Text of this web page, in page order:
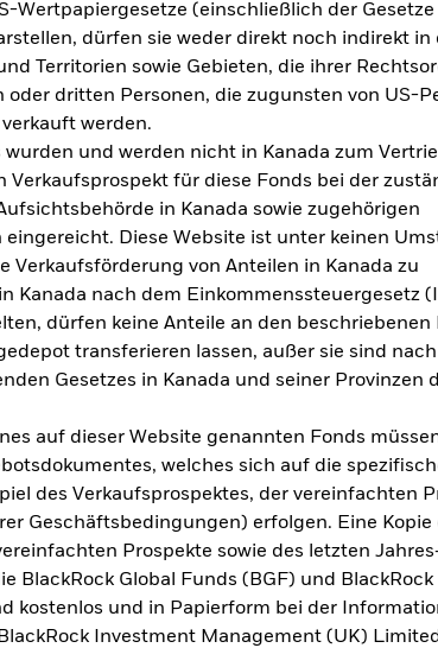
Wertpapiergesetze (einschließlich der Gesetze
dürfen sie weder direkt noch indirekt in
Territorien sowie Gebieten, die ihrer
oder dritten Personen, die zugunsten von US-
werden.
wurden und werden nicht in Kanada zum
Verkaufsprospekt für diese Fonds bei der
in Kanada sowie zugehörigen
eingereicht. Diese Website ist unter keinen
Verkaufsförderung von Anteilen in Kanada zu
Kanada nach dem Einkommenssteuergesetz
dürfen keine Anteile an den beschriebenen
transferieren lassen, außer sie sind
Gesetzes in Kanada und seiner Provinzen
auf dieser Website genannten Fonds
welches sich auf die
des Verkaufsprospektes, der vereinfachten
Geschäftsbedingungen) erfolgen. Eine Kopie
Prospekte sowie des letzten
BlackRock Global Funds (BGF) und BlackRock
kostenlos und in Papierform bei der
Investment Management (UK)